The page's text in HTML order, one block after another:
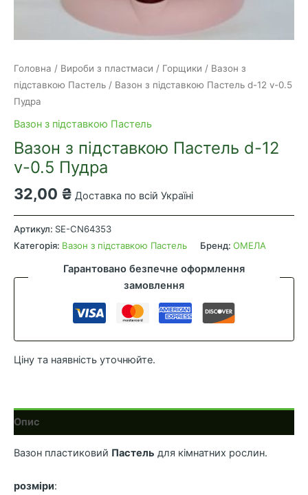
Головна / Вироби з пластмаси / Горщики / Вазон з
підставкою Пастель / Вазон з підставкою Пастель d-12 v-0.5
Пудра
Вазон з підставкою Пастель
Вазон з підставкою Пастель d-12
v-0.5 Пудра
32,00 ₴ Доставка по всій Україні
Вазон
з
підставкою
d-
Пудра
кількість
Артикул: SE-CN64353
Категорія: Вазон з підставкою Пастель Бренд: ОМЕЛА
Гарантовано безпечне оформлення
замовлення
Ціну та наявність уточнюйте.
Опис
Вазон пластиковий Пастель для кімнатних рослин.
розміри: